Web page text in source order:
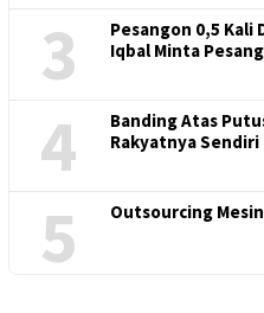
3
Pesangon 0,5 Kali
Iqbal Minta
4
Banding Atas
Rakyatnya Sendiri
5 Outsourcing